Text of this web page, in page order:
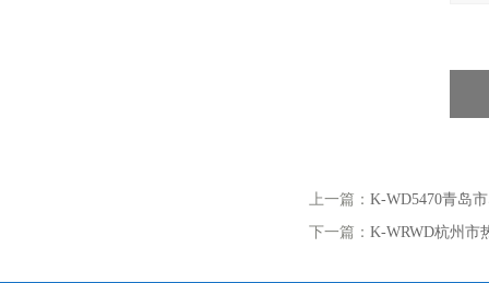
上一篇： K-WD5470青岛
下一篇： K-WRWD杭州市